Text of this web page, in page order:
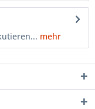
mehr